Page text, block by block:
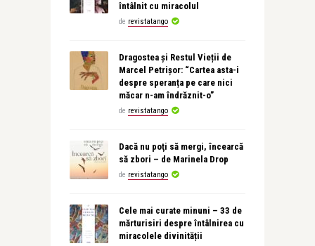
întâlnit cu miracolul
de revistatango
Dragostea și Restul Vieții de
Marcel Petrișor: “Cartea asta-i
despre speranța pe care nici
măcar n-am îndrăznit-o”
de revistatango
Dacă nu poţi să mergi, încearcă
să zbori – de Marinela Drop
de revistatango
Cele mai curate minuni – 33 de
mărturisiri despre întâlnirea cu
miracolele divinității